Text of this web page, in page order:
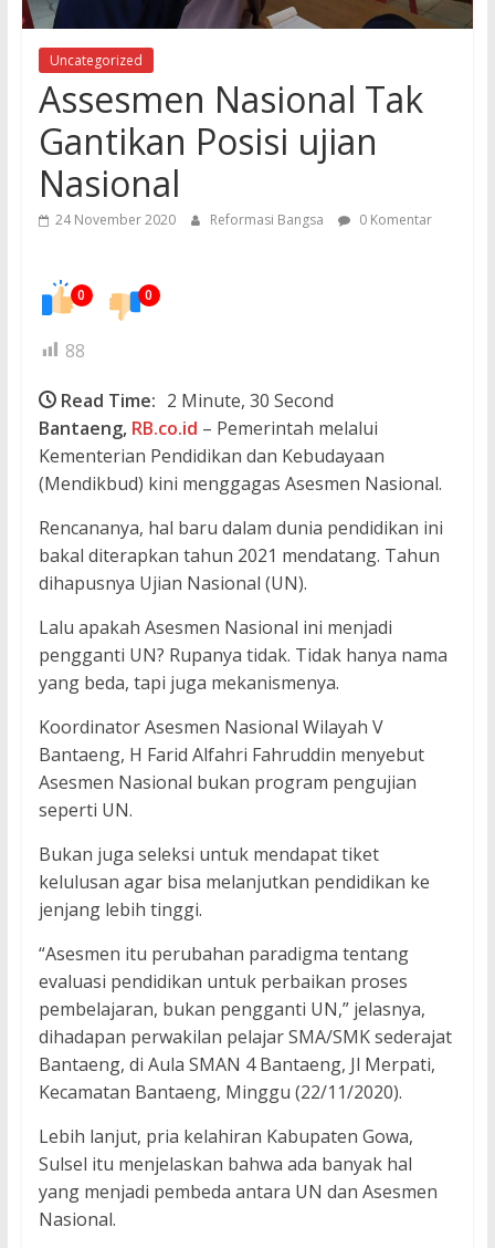
Uncategorized
Assesmen Nasional Tak
Gantikan Posisi ujian
Nasional
24 November 2020 Reformasi Bangsa 0 Komentar
0 0
88
Read Time: 2 Minute, 30 Second
Bantaeng, RB.co.id – Pemerintah melalui
Kementerian Pendidikan dan Kebudayaan
(Mendikbud) kini menggagas Asesmen Nasional.
Rencananya, hal baru dalam dunia pendidikan ini
bakal diterapkan tahun 2021 mendatang. Tahun
dihapusnya Ujian Nasional (UN).
Lalu apakah Asesmen Nasional ini menjadi
pengganti UN? Rupanya tidak. Tidak hanya nama
yang beda, tapi juga mekanismenya.
Koordinator Asesmen Nasional Wilayah V
Bantaeng, H Farid Alfahri Fahruddin menyebut
Asesmen Nasional bukan program pengujian
seperti UN.
Bukan juga seleksi untuk mendapat tiket
kelulusan agar bisa melanjutkan pendidikan ke
jenjang lebih tinggi.
“Asesmen itu perubahan paradigma tentang
evaluasi pendidikan untuk perbaikan proses
pembelajaran, bukan pengganti UN,” jelasnya,
dihadapan perwakilan pelajar SMA/SMK sederajat
Bantaeng, di Aula SMAN 4 Bantaeng, Jl Merpati,
Kecamatan Bantaeng, Minggu (22/11/2020).
Lebih lanjut, pria kelahiran Kabupaten Gowa,
Sulsel itu menjelaskan bahwa ada banyak hal
yang menjadi pembeda antara UN dan Asesmen
Nasional.